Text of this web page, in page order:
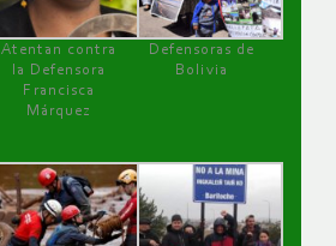
Atentan contra
la Defensora
Francisca
Márquez
Defensoras de
Bolivia